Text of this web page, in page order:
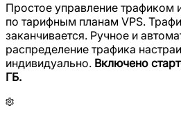
Простое управление трафиком
по тарифным планам VPS.
заканчивается. Ручное и
распределение трафика
индивидуально. Включено
ГБ.